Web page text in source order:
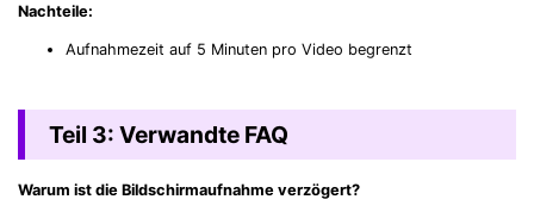
Nachteile:
Aufnahmezeit auf 5 Minuten pro Video begrenzt
Teil 3: Verwandte FAQ
Warum ist die Bildschirmaufnahme verzögert?